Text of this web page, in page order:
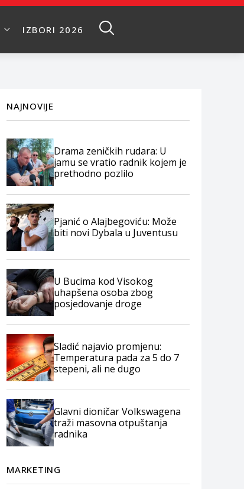
IZBORI 2026
NAJNOVIJE
Drama zeničkih rudara: U
jamu se vratio radnik kojem je
prethodno pozlilo
Pjanić o Alajbegoviću: Može
biti novi Dybala u Juventusu
U Bucima kod Visokog
uhapšena osoba zbog
posjedovanje droge
Sladić najavio promjenu:
Temperatura pada za 5 do 7
stepeni, ali ne dugo
Glavni dioničar Volkswagena
traži masovna otpuštanja
radnika
MARKETING